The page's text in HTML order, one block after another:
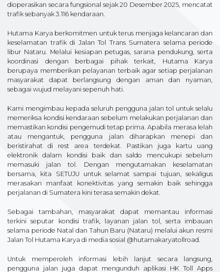
dioperasikan secara fungsional sejak 20 Desember 2025, mencatat
trafik sebanyak 3.116 kendaraan.
Hutama Karya berkomitmen untuk terus menjaga kelancaran dan
keselamatan trafik di Jalan Tol Trans Sumatera selama periode
libur Nataru. Melalui kesiapan petugas, sarana pendukung, serta
koordinasi dengan berbagai pihak terkait, Hutama Karya
berupaya memberikan pelayanan terbaik agar setiap perjalanan
masyarakat dapat berlangsung dengan aman dan nyaman,
sebagai wujud melayani sepenuh hati.
Kami mengimbau kepada seluruh pengguna jalan tol untuk selalu
memeriksa kondisi kendaraan sebelum melakukan perjalanan dan
memastikan kondisi pengemudi tetap prima. Apabila merasa lelah
atau mengantuk, pengguna jalan diharapkan menepi dan
beristirahat di rest area terdekat. Pastikan juga kartu uang
elektronik dalam kondisi baik dan saldo mencukupi sebelum
memasuki jalan tol. Dengan mengutamakan keselamatan
bersama, kita SETUJU untuk selamat sampai tujuan, sekaligus
merasakan manfaat konektivitas yang semakin baik sehingga
perjalanan di Sumatera kini terasa semakin dekat.
Sebagai tambahan, masyarakat dapat memantau informasi
terkini seputar kondisi trafik, layanan jalan tol, serta imbauan
selama periode Natal dan Tahun Baru (Nataru) melalui akun resmi
Jalan Tol Hutama Karya di media sosial @hutamakaryatollroad.
Untuk memperoleh informasi lebih lanjut secara langsung,
pengguna jalan juga dapat mengunduh aplikasi HK Toll Apps